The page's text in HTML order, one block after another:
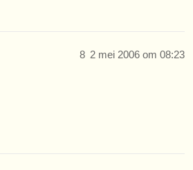
2 mei 2006 om 08:23
8